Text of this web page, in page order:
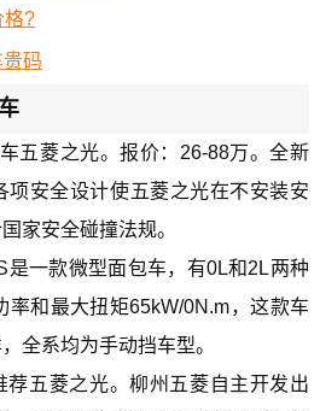
格?
码
五菱之光。报价：26-88万。全新
项安全设计使五菱之光在不安装安
家安全碰撞法规。
是一款微型面包车，有0L和2L两种
率和最大扭矩65kW/0N.m，这款车
全系均为手动挡车型。
荐五菱之光。柳州五菱自主开发出